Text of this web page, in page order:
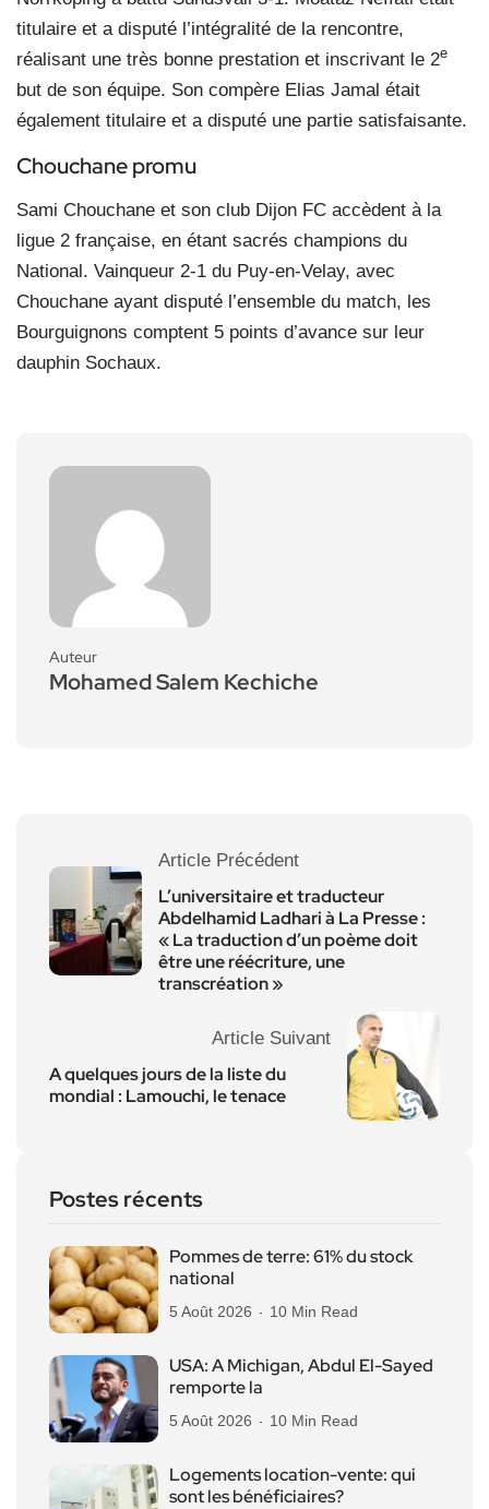
titulaire et a disputé l’intégralité de la rencontre,
réalisant une très bonne prestation et inscrivant le 2e
but de son équipe. Son compère Elias Jamal était
également titulaire et a disputé une partie satisfaisante.
Chouchane promu
Sami Chouchane et son club Dijon FC accèdent à la
ligue 2 française, en étant sacrés champions du
National. Vainqueur 2-1 du Puy-en-Velay, avec
Chouchane ayant disputé l’ensemble du match, les
Bourguignons comptent 5 points d’avance sur leur
dauphin Sochaux.
Auteur
Mohamed Salem Kechiche
Article Précédent
L’universitaire et traducteur
Abdelhamid Ladhari à La Presse :
« La traduction d’un poème doit
être une réécriture, une
transcréation »
Article Suivant
A quelques jours de la liste du
mondial : Lamouchi, le tenace
Postes récents
Pommes de terre: 61% du stock
national
5 Août 2026 10 Min Read
USA: A Michigan, Abdul El-Sayed
remporte la
5 Août 2026 10 Min Read
Logements location-vente: qui
sont les bénéficiaires?